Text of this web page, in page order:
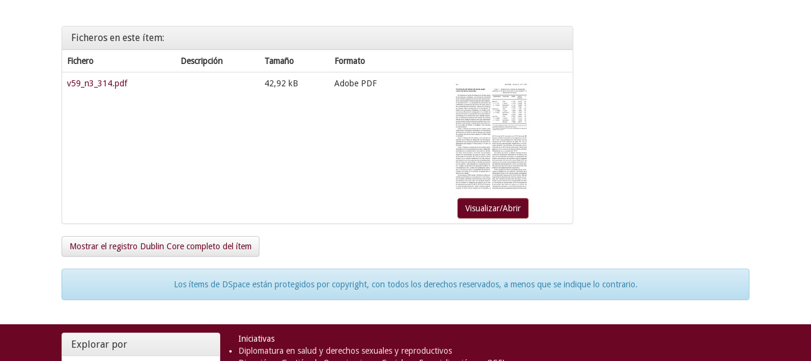
Ficheros en este ítem:
Fichero Descripción Tamaño Formato
v59_n3_314.pdf 42,92 kB Adobe PDF
Visualizar/Abrir
Mostrar el registro Dublin Core completo del ítem
Los ítems de DSpace están protegidos por copyright, con todos los derechos reservados, a menos que se indique lo contrario.
Explorar por
Iniciativas
Diplomatura en salud y derechos sexuales y reproductivos